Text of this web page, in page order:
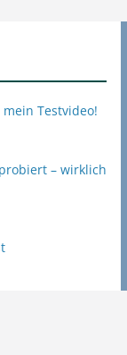
Testvideo!
– wirklich